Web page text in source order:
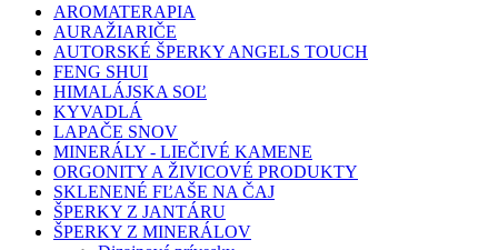
AROMATERAPIA
AURAŽIARIČE
AUTORSKÉ ŠPERKY ANGELS TOUCH
FENG SHUI
HIMALÁJSKA SOĽ
KYVADLÁ
LAPAČE SNOV
MINERÁLY - LIEČIVÉ KAMENE
ORGONITY A ŽIVICOVÉ PRODUKTY
SKLENENÉ FĽAŠE NA ČAJ
ŠPERKY Z JANTÁRU
ŠPERKY Z MINERÁLOV